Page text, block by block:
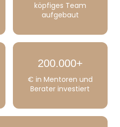
köpfiges Team
aufgebaut
200.000+
€ in Mentoren und
Berater investiert